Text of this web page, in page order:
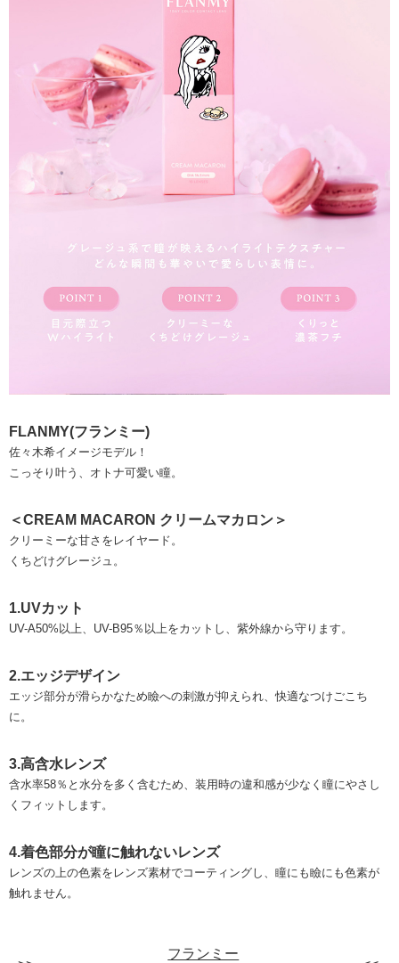
FLANMY(フランミー)
佐々木希イメージモデル！
こっそり叶う、オトナ可愛い瞳。
＜CREAM MACARON クリームマカロン＞
クリーミーな甘さをレイヤード。
くちどけグレージュ。
1.UVカット
UV-A50%以上、UV-B95％以上をカットし、紫外線から守ります。
2.エッジデザイン
エッジ部分が滑らかなため瞼への刺激が抑えられ、快適なつけごこち
に。
3.高含水レンズ
含水率58％と水分を多く含むため、装用時の違和感が少なく瞳にやさし
くフィットします。
4.着色部分が瞳に触れないレンズ
レンズの上の色素をレンズ素材でコーティングし、瞳にも瞼にも色素が
触れません。
フランミー